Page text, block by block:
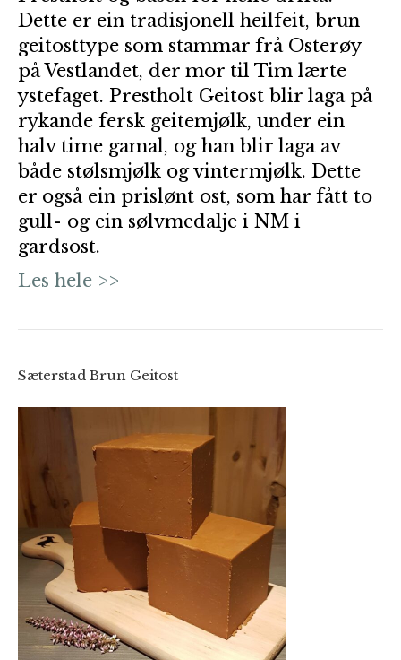
Dette er ein tradisjonell heilfeit, brun
geitosttype som stammar frå Osterøy
på Vestlandet, der mor til Tim lærte
ystefaget. Prestholt Geitost blir laga på
rykande fersk geitemjølk, under ein
halv time gamal, og han blir laga av
både stølsmjølk og vintermjølk. Dette
er også ein prislønt ost, som har fått to
gull- og ein sølvmedalje i NM i
gardsost.
Les hele >>
Sæterstad Brun Geitost